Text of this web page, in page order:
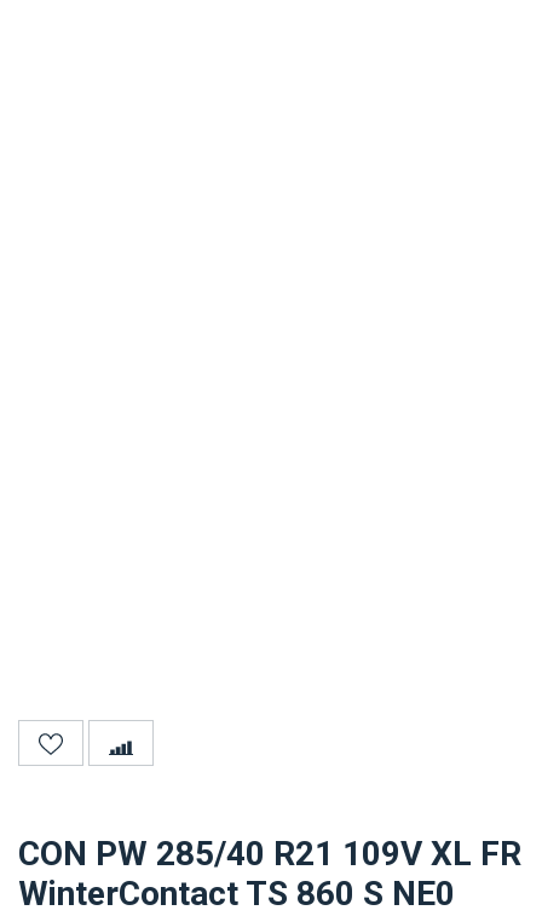
CON PW 285/40 R21 109V XL FR
WinterContact TS 860 S NE0